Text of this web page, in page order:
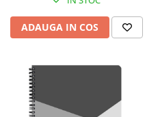
Table magnetice (whiteboard-uri)
Electronice si accesorii tech
Gadgeturi mobile
Securitate digitala
Adaptoare de calatorie
Baterii si acumulatori
ADAUGA IN COS